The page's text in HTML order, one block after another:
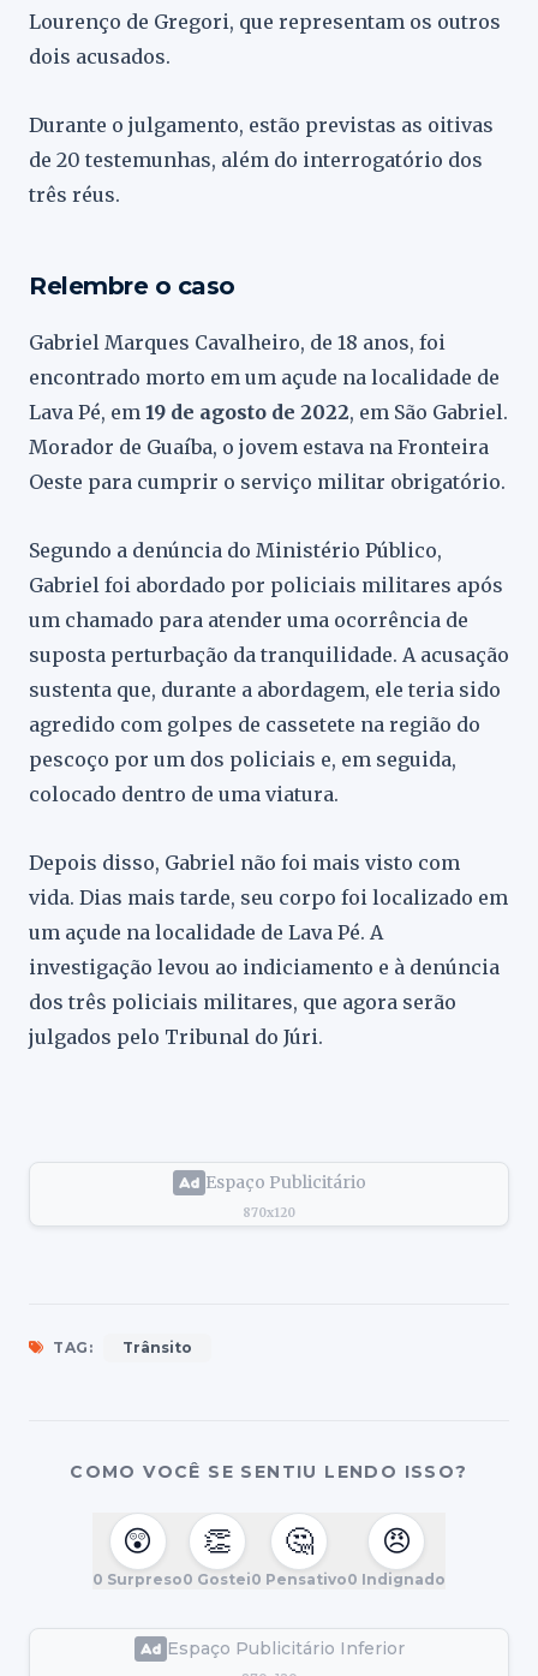
Lourenço de Gregori, que representam os outros
dois acusados.
Durante o julgamento, estão previstas as oitivas
de 20 testemunhas, além do interrogatório dos
três réus.
Relembre o caso
Gabriel Marques Cavalheiro, de 18 anos, foi
encontrado morto em um açude na localidade de
Lava Pé, em 19 de agosto de 2022, em São Gabriel.
Morador de Guaíba, o jovem estava na Fronteira
Oeste para cumprir o serviço militar obrigatório.
Segundo a denúncia do Ministério Público,
Gabriel foi abordado por policiais militares após
um chamado para atender uma ocorrência de
suposta perturbação da tranquilidade. A acusação
sustenta que, durante a abordagem, ele teria sido
agredido com golpes de cassetete na região do
pescoço por um dos policiais e, em seguida,
colocado dentro de uma viatura.
Depois disso, Gabriel não foi mais visto com
vida. Dias mais tarde, seu corpo foi localizado em
um açude na localidade de Lava Pé. A
investigação levou ao indiciamento e à denúncia
dos três policiais militares, que agora serão
julgados pelo Tribunal do Júri.
Espaço Publicitário
870x120
TAG: Trânsito
COMO VOCÊ SE SENTIU LENDO ISSO?
😲
0 Surpreso
👏
0 Gostei
🤔
0 Pensativo
😠
0 Indignado
Espaço Publicitário Inferior